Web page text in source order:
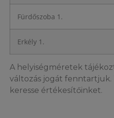
Fürdőszoba 1.
Erkély 1.
A helyiségméretek
változás jogát fenntartjuk.
keresse értékesítőinket.